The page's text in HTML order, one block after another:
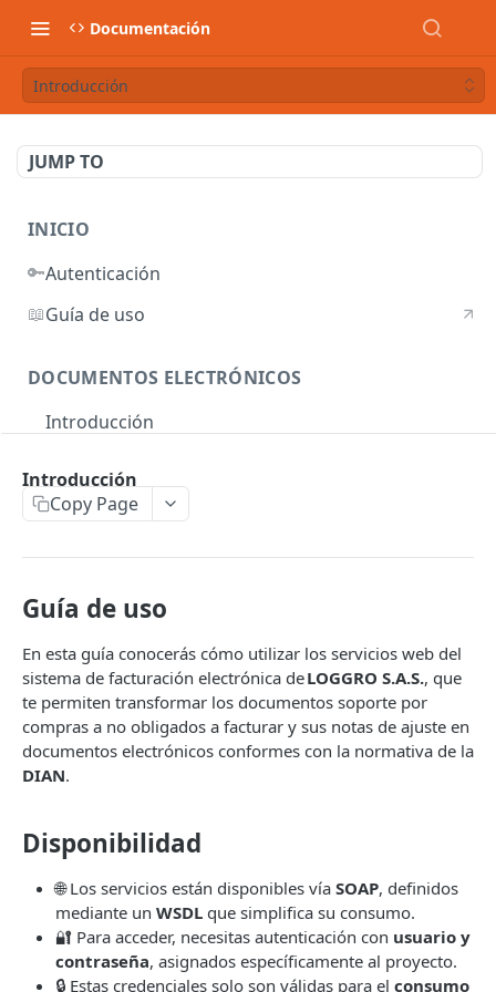
Documentación
Introducción
JUMP TO
INICIO
🔑Autenticación
📖Guía de uso
DOCUMENTOS ELECTRÓNICOS
Introducción
Facturación Electrónica
Consultar información de resolución DIAN
Generar Documento Electrónico POST
Generar Documentos Electrónicos
masivamente
Consultar Información Documento Electrónico POST
por ID
Electrónicos masivamente
Consultar Información Básica de Documentos
Electrónicos masivamente por ID
POST
Autenticación
Generar Documento Soporte
POST
Generar Documentos Soporte masivamente
Consultar Información Documento Soporte POST
Consultar Información Documento Soporte
Consultar Acuse Recibo DIAN Documento
Soporte por ID
Consultar XML Acuse Recibo DIAN Documento
Soporte por ID
Obtener URL para consultar Documento POST
Introducción
Copy Page
Guía de uso
En esta guía conocerás cómo utilizar los servicios web del
sistema de facturación electrónica deLOGGRO S.A.S., que
te permiten transformar los documentos soporte por
compras a no obligados a facturar y sus notas de ajuste en
documentos electrónicos conformes con la normativa de la
DIAN.
Disponibilidad
🌐 Los servicios están disponibles vía SOAP, definidos
mediante un WSDL que simplifica su consumo.
🔐 Para acceder, necesitas autenticación con usuario y
contraseña, asignados específicamente al proyecto.
🔒 Estas credenciales solo son válidas para el consumo